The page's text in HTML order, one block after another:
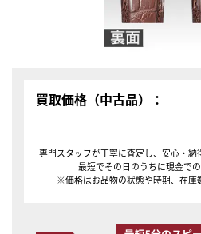
買取価格（中古品）：
専門スタッフが丁寧に査定し、安心・納
最短でその日のうちに現金での
※価格はお品物の状態や時期、在庫